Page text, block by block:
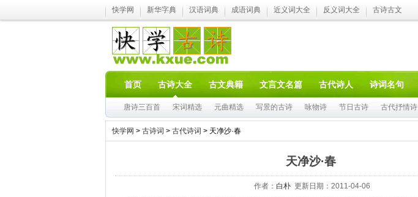
快学网 新华字典 汉语词典 成语词典 近义词大全 反义词大全 古诗古文
首页 古诗大全 古文典籍 文言文名篇 古代诗人 诗词名句
唐诗三百首 宋词精选 元曲精选 写景的古诗 咏物诗 节日古诗 古代抒情诗
快学网 > 古诗词 > 古代诗词 > 天净沙·春
天净沙·春
作者： 白朴更新日期：2011-04-06